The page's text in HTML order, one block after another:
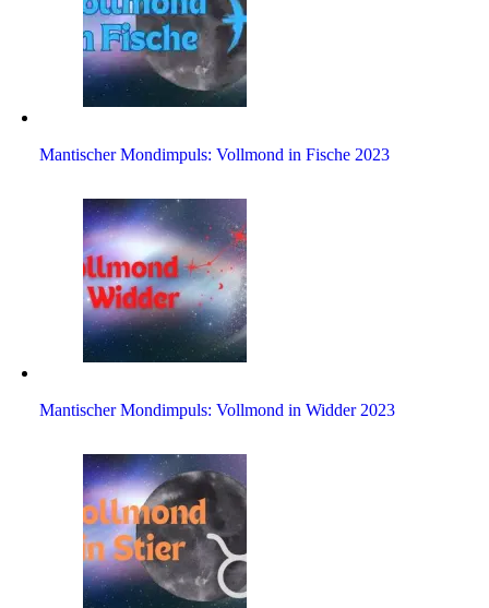
Man­ti­scher Mond­im­puls: Voll­mond in Fische 2023
Man­ti­scher Mond­im­puls: Voll­mond in Widder 2023